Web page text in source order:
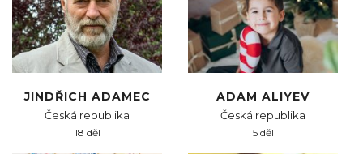
JINDŘICH ADAMEC
Česká republika
18 děl
ADAM ALIYEV
Česká republika
5 děl